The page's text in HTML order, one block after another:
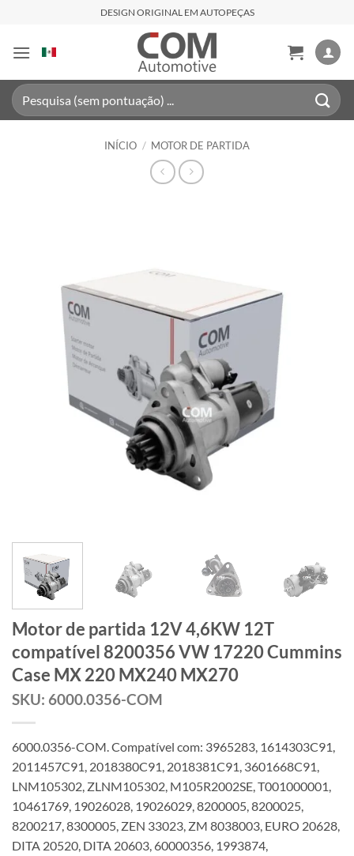
content
DESIGN ORIGINAL EM AUTOPEÇAS
Pesquisar
por:
INÍCIO / MOTOR DE PARTIDA
Motor de partida 12V 4,6KW 12T
compatível 8200356 VW 17220 Cummins
Case MX 220 MX240 MX270
SKU: 6000.0356-COM
6000.0356-COM. Compatível com: 3965283, 1614303C91,
2011457C91, 2018380C91, 2018381C91, 3601668C91,
LNM105302, ZLNM105302, M105R2002SE, T001000001,
10461769, 19026028, 19026029, 8200005, 8200025,
8200217, 8300005, ZEN 33023, ZM 8038003, EURO 20628,
DITA 20520, DITA 20603, 60000356, 1993874,